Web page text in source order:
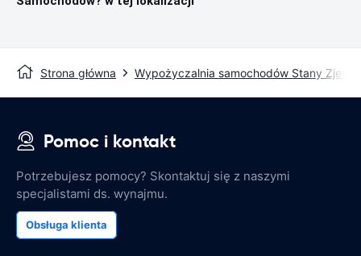
Strona główna Wypożyczalnia samochodów Stany
Pomoc i kontakt
Potrzebujesz pomocy? Skontaktuj się z naszymi
specjalistami ds. wynajmu.
Obsługa klienta